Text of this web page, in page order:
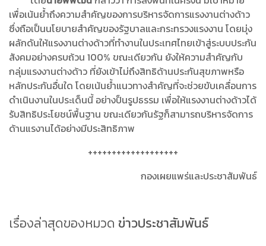
เพื่อเน้นย้ำถึงความสำคัญของการบริหารจัดการแรงงานต่างด้าว
ซึ่งถือเป็นนโยบายสำคัญของรัฐบาลและกระทรวงแรงงาน โดยมุ่ง
ผลักดันให้แรงงานต่างด้าวที่ทำงานในประเทศไทยเข้าสู่ระบบประกัน
สังคมอย่างครบถ้วน 100% ขณะเดียวกัน ยังให้ความสำคัญกับ
กลุ่มแรงงานต่างด้าว ที่ยังเข้าไม่ถึงสิทธิด้านประกันสุขภาพหรือ
หลักประกันอื่นใด โดยเน้นย้ำแนวทางสำคัญที่จะช่วยขับเคลื่อนการ
ดำเนินงานในประเด็นนี้ อย่างป็นรูปธรรม เพื่อให้แรงงานต่างด้าวได้
รับสิทธิประโยชน์พื้นฐาน ขณะเดียวกันรัฐก็สามารถบริหารจัดการ
ด้านแรงานได้อย่างมีประสิทธิภาพ
+++++++++++++++++++
กองเผยแพร่และประชาสัมพันธ์
เรื่องล่าสุดของหมวด ข่าวประชาสัมพันธ์